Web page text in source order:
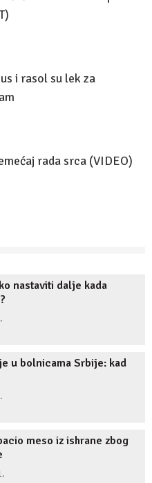
i rasol su lek za
rada srca (VIDEO)
nastaviti dalje kada
u bolnicama Srbije: kad
meso iz ishrane zbog